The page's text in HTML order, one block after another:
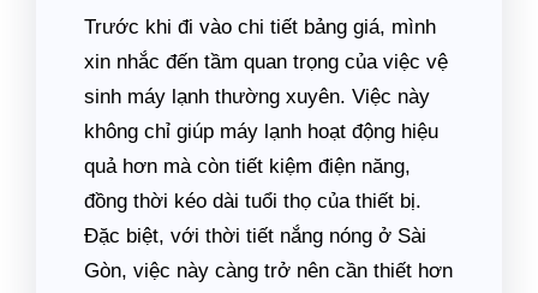
Trước khi đi vào chi tiết bảng giá, mình
xin nhắc đến tầm quan trọng của việc vệ
sinh máy lạnh thường xuyên. Việc này
không chỉ giúp máy lạnh hoạt động hiệu
quả hơn mà còn tiết kiệm điện năng,
đồng thời kéo dài tuổi thọ của thiết bị.
Đặc biệt, với thời tiết nắng nóng ở Sài
Gòn, việc này càng trở nên cần thiết hơn